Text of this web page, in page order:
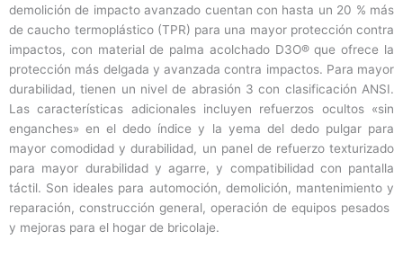
demolición de impacto avanzado cuentan con hasta un 20 % más
de caucho termoplástico (TPR) para una mayor protección contra
impactos, con material de palma acolchado D3O® que ofrece la
protección más delgada y avanzada contra impactos. Para mayor
durabilidad, tienen un nivel de abrasión 3 con clasificación ANSI.
Las características adicionales incluyen refuerzos ocultos «sin
enganches» en el dedo índice y la yema del dedo pulgar para
mayor comodidad y durabilidad, un panel de refuerzo texturizado
para mayor durabilidad y agarre, y compatibilidad con pantalla
táctil. Son ideales para automoción, demolición, mantenimiento y
reparación, construcción general, operación de equipos pesados ​​
y mejoras para el hogar de bricolaje.